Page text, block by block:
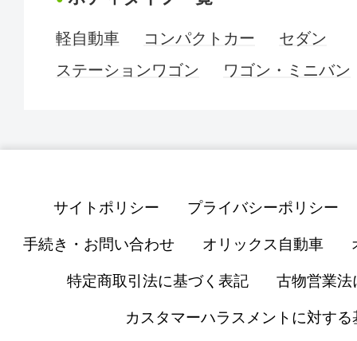
軽自動車 コンパクトカー
セダン
ステーションワゴン
ワゴン・ミニバン
サイトポリシー プライバシーポリシー
手続き・お問い合わせ オリックス自動車
特定商取引法に基づく表記 古物営業法
カスタマーハラスメントに対する